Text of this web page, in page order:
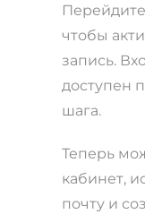
чтобы
запись.
доступен
шага.
Теперь
кабинет,
почту и